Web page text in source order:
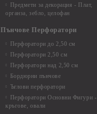
Предмети за декорация - Плат,
органза, зебло, целофан
Пънчове Перфоратори
Перфоратори до 2,50 см
Перфоратори 2,50 см
Перфоратори над 2,50 см
Бордюрни пънчове
Ъглови перфоратори
Перфоратори Основни Фигури -
кръгове, овали